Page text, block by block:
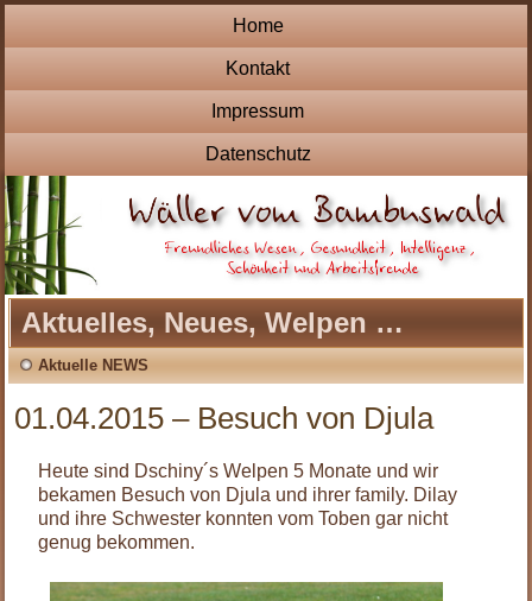
Home
Kontakt
Impressum
Datenschutz
Aktuelles, Neues, Welpen …
Aktuelle NEWS
01.04.2015 – Besuch von Djula
Heute sind Dschiny´s Welpen 5 Monate und wir
bekamen Besuch von Djula und ihrer family. Dilay
und ihre Schwester konnten vom Toben gar nicht
genug bekommen.